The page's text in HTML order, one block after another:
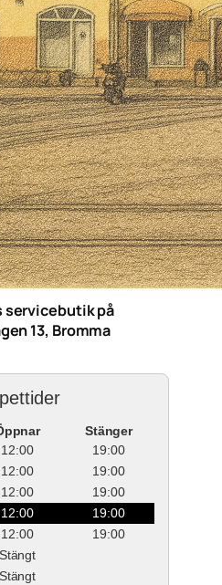
servicebutik på
13, Bromma
Stänger
12:00
19:00
12:00
19:00
12:00
19:00
12:00
19:00
12:00
19:00
Stängt
Stängt